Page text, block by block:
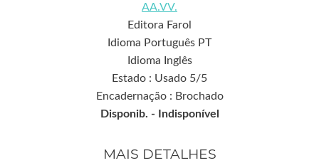
AA.VV.
Editora Farol
Idioma Português PT
Idioma Inglês
Estado : Usado 5/5
Encadernação : Brochado
Disponib. - Indisponível
MAIS DETALHES